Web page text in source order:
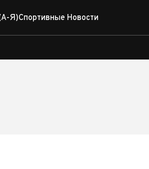
Я)Спортивные Новости